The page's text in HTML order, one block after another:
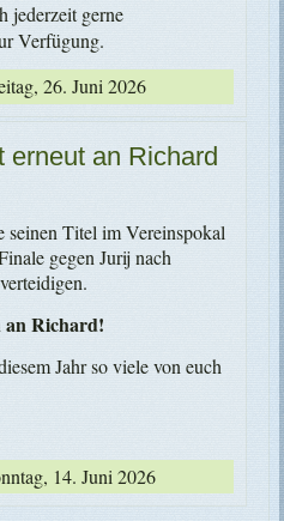
jederzeit gerne
Verfügung.
26. Juni 2026
erneut an Richard
seinen Titel im Vereinspokal
gegen Jurij nach
an Richard!
Jahr so viele von euch
14. Juni 2026